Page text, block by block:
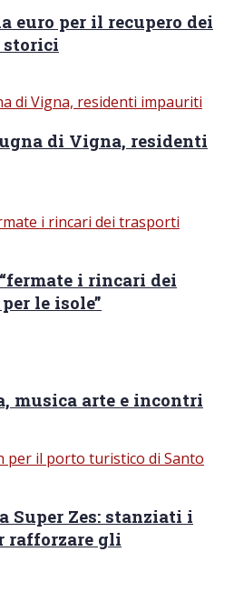
euro per il recupero dei
di Vigna, residenti
i rincari dei
le isole”
musica arte e incontri
Super Zes: stanziati i
rafforzare gli